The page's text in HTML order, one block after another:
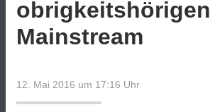
obrigkeitshörigen
Mainstream
12. Mai 2016 um 17:16 Uhr